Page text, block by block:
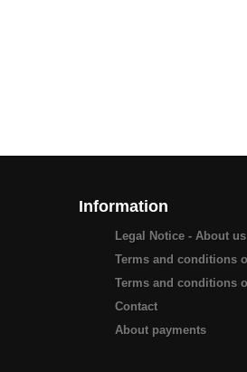
Information
Legal Notice - About us
Terms and conditions
Terms and conditions
Contact
About payments